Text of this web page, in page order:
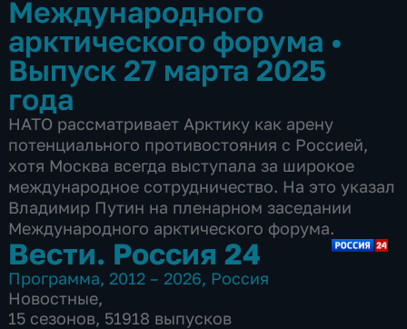
Международного
арктического форума •
Выпуск 27 марта 2025
года
НАТО рассматривает Арктику как арену
потенциального противостояния с Россией,
хотя Москва всегда выступала за широкое
международное сотрудничество. На это указал
Владимир Путин на пленарном заседании
Международного арктического форума.
Вести. Россия 24
Программа, 2012 – 2026, Россия
Новостные,
15 сезонов, 51918 выпусков